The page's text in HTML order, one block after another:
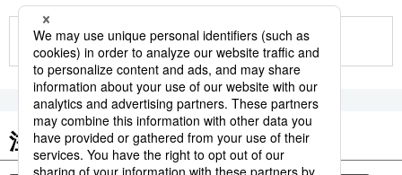
もっと見る
注目のキーワード